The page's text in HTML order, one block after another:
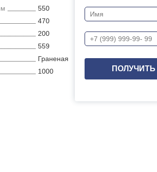
550
470
200
559
Граненая
1000